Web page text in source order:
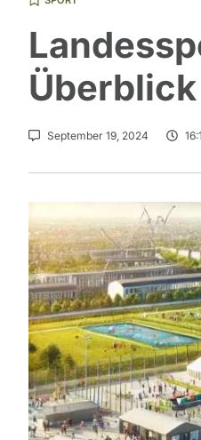
Überblick
September 19, 2024